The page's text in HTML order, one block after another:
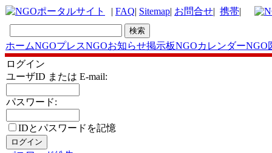
| FAQ| Sitemap| お問合せ| 携帯|
ホームNGOプレスNGOお知らせ掲示板NGOカレンダーNGO
ログイン
ユーザID または E-mail:
パスワード:
IDとパスワードを記憶